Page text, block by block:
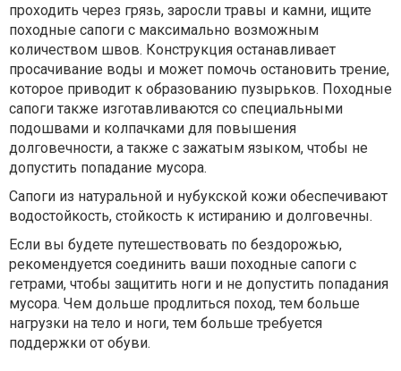
проходить через грязь, заросли травы и камни, ищите
походные сапоги с максимально возможным
количеством швов. Конструкция останавливает
просачивание воды и может помочь остановить трение,
которое приводит к образованию пузырьков. Походные
сапоги также изготавливаются со специальными
подошвами и колпачками для повышения
долговечности, а также с зажатым языком, чтобы не
допустить попадание мусора.
Сапоги из натуральной и нубукской кожи обеспечивают
водостойкость, стойкость к истиранию и долговечны.
Если вы будете путешествовать по бездорожью,
рекомендуется соединить ваши походные сапоги с
гетрами, чтобы защитить ноги и не допустить попадания
мусора. Чем дольше продлиться поход, тем больше
нагрузки на тело и ноги, тем больше требуется
поддержки от обуви.